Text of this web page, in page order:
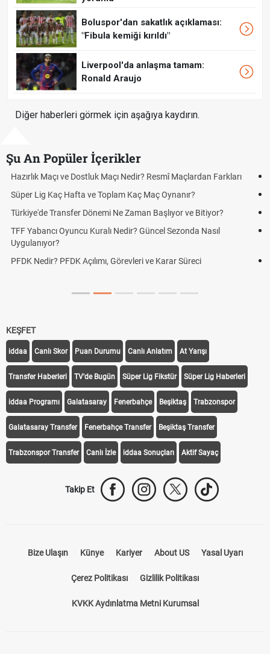
Boluspor'dan sakatlık açıklaması:
"Fibula kemiği kırıldı"
Liverpool'da anlaşma tamam:
Ronald Araujo
Diğer haberleri görmek için aşağıya kaydırın.
Şu An Popüler İçerikler
Puan Durumunda AG, OM ve Diğer Kısaltmalar Ne Anlama Gelir?
Skor Ne Demek? Sporda Skor ve Sonuç Kavramları
Futbol Nasıl Oynanır? Temel Futbol Kuralları
Deplasman Golü Kuralı Nedir? Hangi Organizasyonlarda
Uygulanıyor?
DGS Sonuçları Ne Zaman Açıklanacak 2026? ÖSYM Sonuç
KEŞFET
iddaa Canlı Skor Puan Durumu Canlı Anlatım At Yarışı
Transfer Haberleri TV'de Bugün Süper Lig Fikstür Süper Lig Haberleri
iddaa Programı Galatasaray Fenerbahçe Beşiktaş Trabzonspor
Galatasaray Transfer Fenerbahçe Transfer Beşiktaş Transfer
Trabzonspor Transfer Canlı İzle iddaa Sonuçları Aktif Sayaç
Takip Et
Bize Ulaşın Künye Kariyer About US Yasal Uyarı
Çerez Politikası Gizlilik Politikası
KVKK Aydınlatma Metni Kurumsal